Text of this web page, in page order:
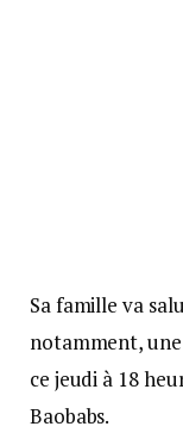
Sa famille va
notamment, une
ce jeudi à 18
Baobabs.